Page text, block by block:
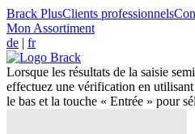
Brack PlusClients professionnels
Mon Assortiment
de | fr
Lorsque les résultats de la saisie
effectuez une vérification en
le bas et la touche « Entrée » pour